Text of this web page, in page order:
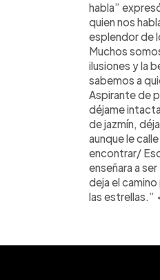
habla”
quien nos
esplendor de
Muchos
ilusiones y la
sabemos a
Aspirante de
déjame
de jazmín,
aunque le
encontrar/
enseñara a
deja el
las estrellas.”